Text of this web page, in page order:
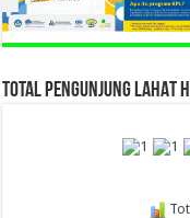
TOTAL PENGUNJUNG LAHAT